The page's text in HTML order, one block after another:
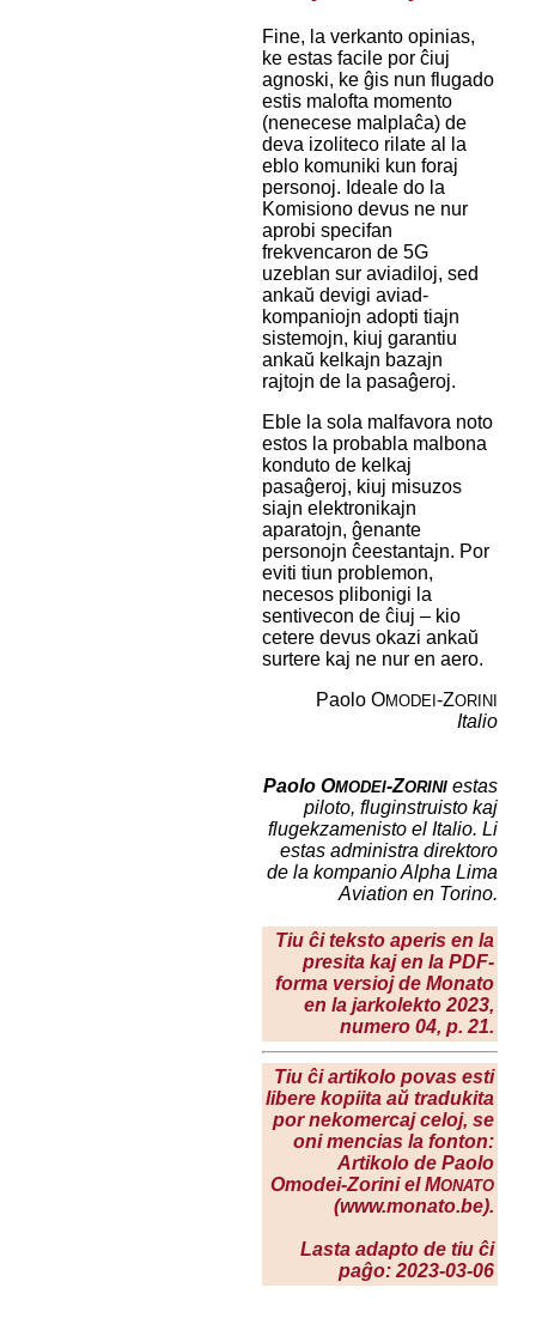
Fine, la verkanto opinias,
ke estas facile por ĉiuj
agnoski, ke ĝis nun flugado
estis malofta momento
(nenecese malplaĉa) de
deva izoliteco rilate al la
eblo komuniki kun foraj
personoj. Ideale do la
Komisiono devus ne nur
aprobi specifan
frekvencaron de 5G
uzeblan sur aviadiloj, sed
ankaŭ devigi aviad-
kompaniojn adopti tiajn
sistemojn, kiuj garantiu
ankaŭ kelkajn bazajn
rajtojn de la pasaĝeroj.
Eble la sola malfavora noto
estos la probabla malbona
konduto de kelkaj
pasaĝeroj, kiuj misuzos
siajn elektronikajn
aparatojn, ĝenante
personojn ĉeestantajn. Por
eviti tiun problemon,
necesos plibonigi la
sentivecon de ĉiuj – kio
cetere devus okazi ankaŭ
surtere kaj ne nur en aero.
Paolo OMODEI -ZORINI
Italio
Paolo OMODEI-ZORINI estas
piloto, fluginstruisto kaj
flugekzamenisto el Italio. Li
estas administra direktoro
de la kompanioAlpha Lima
Aviationen Torino.
Tiu ĉi teksto aperis en la
presita kaj en la PDF-
forma versioj de Monato
en la jarkolekto 2023,
numero 04, p. 21.
Tiu ĉi artikolo povas esti
libere kopiita aŭ tradukita
por nekomercaj celoj, se
oni mencias la fonton:
Artikolo de Paolo
Omodei-Zorini el MONATO
(www.monato.be).
Lasta adapto de tiu ĉi
paĝo: 2023-03-06